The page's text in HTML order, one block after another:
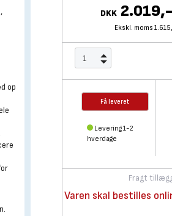
DKK 2.019,-
Ekskl. moms
Få leveret
Levering 1-2
hverdage
Fragt
Varen skal bestilles
op